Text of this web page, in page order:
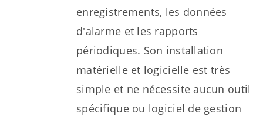
enregistrements, les données
d'alarme et les rapports
périodiques. Son installation
matérielle et logicielle est très
simple et ne nécessite aucun outil
spécifique ou logiciel de gestion